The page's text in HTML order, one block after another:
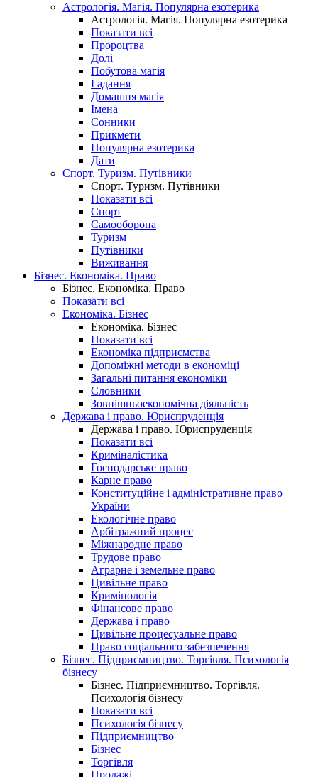
Астрологія. Магія. Популярна езотерика
Астрологія. Магія. Популярна езотерика
Показати всі
Пророцтва
Долі
Побутова магія
Гадання
Домашня магія
Імена
Сонники
Прикмети
Популярна езотерика
Дати
Спорт. Туризм. Путівники
Спорт. Туризм. Путівники
Показати всі
Спорт
Самооборона
Туризм
Путівники
Виживання
Бізнес. Економіка. Право
Бізнес. Економіка. Право
Показати всі
Економіка. Бізнес
Економіка. Бізнес
Показати всі
Економіка підприємства
Допоміжні методи в економіці
Загальні питання економіки
Словники
Зовнішньоекономічна діяльність
Держава і право. Юриспруденція
Держава і право. Юриспруденція
Показати всі
Криміналістика
Господарське право
Карне право
Конституційне і адміністративне право
України
Екологічне право
Арбітражний процес
Міжнародне право
Трудове право
Аграрне і земельне право
Цивільне право
Кримінологія
Фінансове право
Держава і право
Цивільне процесуальне право
Право соціального забезпечення
Бізнес. Підприємництво. Торгівля. Психологія
бізнесу
Бізнес. Підприємництво. Торгівля.
Психологія бізнесу
Показати всі
Психологія бізнесу
Підприємництво
Бізнес
Торгівля
Продажі